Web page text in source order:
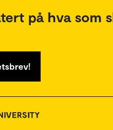
på hva som